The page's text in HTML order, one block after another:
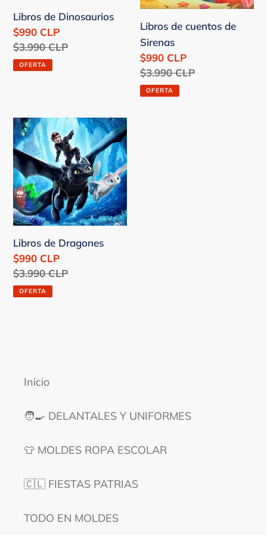
Libros de Dinosaurios
Precio
de
venta
$990 CLP
Precio
habitual
$3.990 CLP
OFERTA
Libros de cuentos de
Sirenas
Precio
de
venta
$990 CLP
Precio
habitual
$3.990 CLP
OFERTA
Libros
de
Dragones
Libros de Dragones
Precio
de
venta
$990 CLP
Precio
habitual
$3.990 CLP
OFERTA
Inicio
🧑‍🍳 DELANTALES Y UNIFORMES
👕 MOLDES ROPA ESCOLAR
🇨🇱 FIESTAS PATRIAS
TODO EN MOLDES